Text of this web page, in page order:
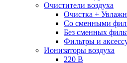
Очистители воздуха
Очистка +
Cо сменными
Без сменных
Фильтры и
Ионизаторы воздуха
220 В